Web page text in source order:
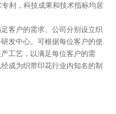
利，科技成果和技术指标均居
客户的需求、公司分别设立织
发中心。可根据每位客户的使
工艺，以满足每位客户的需
成为织带印花行业内知名的制